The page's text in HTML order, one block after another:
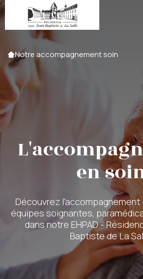
Accueil
Notre accompagnement soin
en
Découvrez
équipes soignantes,
dans notre EHPAD -
Baptiste de La